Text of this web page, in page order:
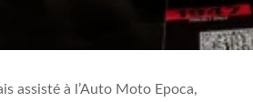
assisté à l’Auto Moto Epoca,